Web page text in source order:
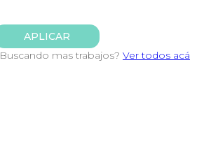
APLICAR
Buscando mas trabajos? Ver todos acá